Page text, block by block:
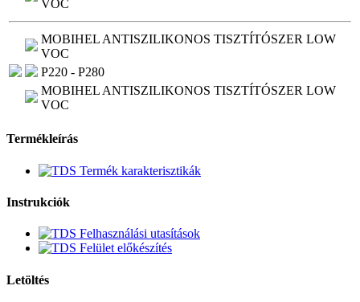
VOC
MOBIHEL ANTISZILIKONOS TISZTÍTÓSZER LOW
VOC
P220 - P280
MOBIHEL ANTISZILIKONOS TISZTÍTÓSZER LOW
VOC
Termékleírás
Termék karakterisztikák
Instrukciók
Felhasználási utasítások
Felület előkészítés
Letöltés